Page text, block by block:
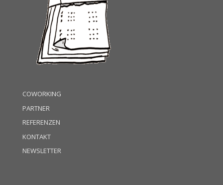
COWORKING
PARTNER
REFERENZEN
KONTAKT
NEWSLETTER